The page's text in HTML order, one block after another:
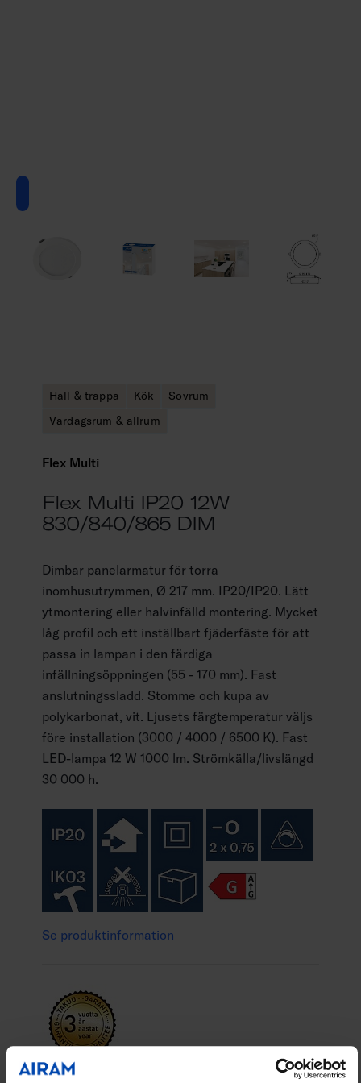
Hall & trappa Kök
Sovrum
Vardagsrum & allrum
Flex Multi
Flex Multi IP20 12W
830/840/865 DIM
Dimbar panelarmatur för torra
inomhusutrymmen, Ø 217 mm. IP20/IP20. Lätt
ytmontering eller halvinfälld montering. Mycket
låg profil och ett inställbart fjäderfäste för att
passa in lampan i den färdiga
infällningsöppningen (55 - 170 mm). Fast
anslutningssladd. Stomme och kupa av
polykarbonat, vit. Ljusets färgtemperatur väljs
före installation (3000 / 4000 / 6500 K). Fast
LED-lampa 12 W 1000 lm. Strömkälla/livslängd
30 000 h.
Se produktinformation
Flex Multi är en dimbar panellampa som lämpar